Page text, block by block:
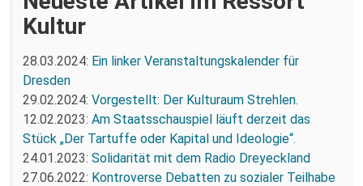
Kultur
28.03.2024: Ein linker Veranstaltungskalender für
Dresden
29.02.2024: Vorgestellt: Der Kulturaum Strehlen.
12.02.2023: Am Staatsschauspiel läuft derzeit das
Stück „Der Tartuffe oder Kapital und Ideologie“.
24.01.2023: Solidarität mit dem Radio Dreyeckland
27.06.2022: Kontroverse Debatten zu sozialer Teilhabe